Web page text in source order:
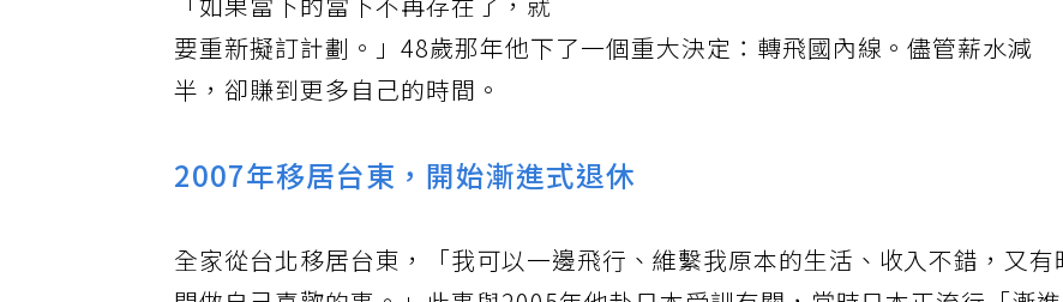
「如果當下的當下不再存在了，就
要重新擬訂計劃。」48歲那年他下了一個重大決定：轉飛國內線。儘管薪水減
半，卻賺到更多自己的時間。
2007年移居台東，開始漸進式退休
全家從台北移居台東，「我可以一邊飛行、維繫我原本的生活、收入不錯，又有